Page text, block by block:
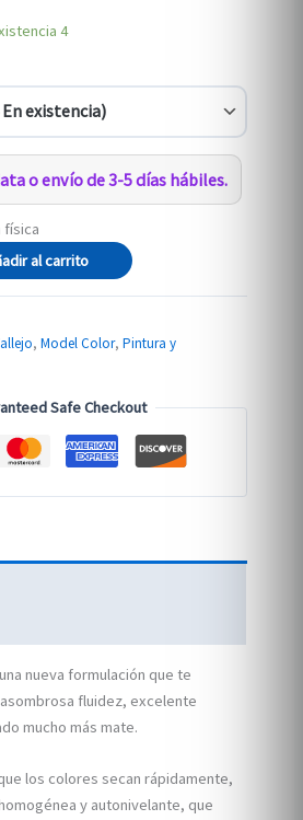
4
o envío de 3-5 días hábiles.
física
al carrito
,Model Color,Pintura y
Safe Checkout
nueva formulación que te
fluidez, excelente
mucho más mate.
los colores secan rápidamente,
y autonivelante, que